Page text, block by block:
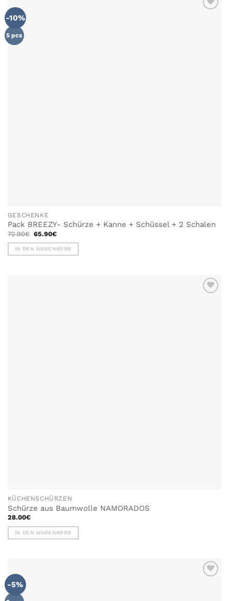
-10%
5 pcs
GESCHENKE
Pack BREEZY- Schürze + Kanne + Schüssel + 2 Schalen
72.90€ Ursprünglicher
war:
72.90€
65.90€Aktueller
ist:
65.90€.
IN DEN WARENKORB
KÜCHENSCHÜRZEN
Schürze aus Baumwolle NAMORADOS
28.00€
IN DEN WARENKORB
-5%